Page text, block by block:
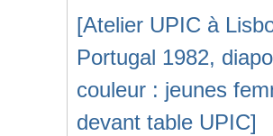
[Atelier UPIC à
Portugal 1982,
couleur : jeunes
devant table UPIC]